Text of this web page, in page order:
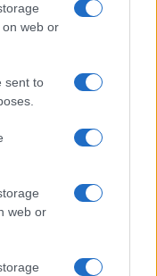
web or
sent to
web or
y otros
conoce quiénes…